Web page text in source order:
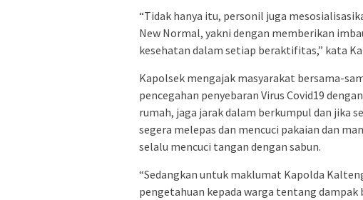
“Tidak hanya itu, personil juga
New Normal, yakni dengan memberikan
kesehatan dalam setiap beraktifitas,” kata
Kapolsek mengajak masyarakat bersama-
pencegahan penyebaran Virus Covid19
rumah, jaga jarak dalam berkumpul dan jika
segera melepas dan mencuci pakaian dan
selalu mencuci tangan dengan sabun.
“Sedangkan untuk maklumat Kapolda
pengetahuan kepada warga tentang